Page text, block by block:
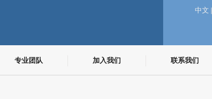
中文 |
专业团队 加入我们 联系我们